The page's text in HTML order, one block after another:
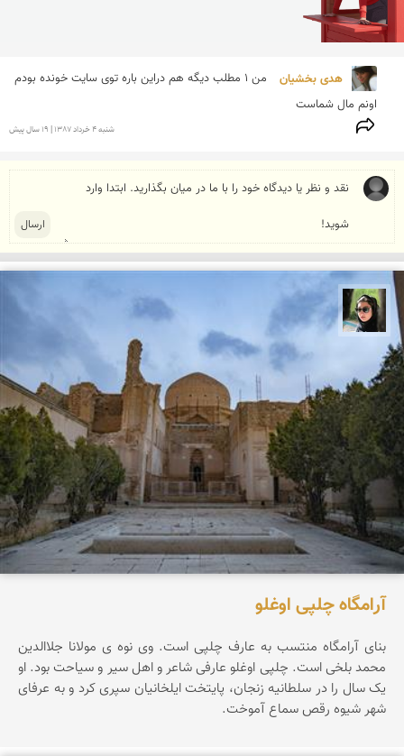
هدی بخشیان
اونم مال شماست
شنبه 4 خرداد 1387 | 19 سال پیش
سپیده اصلان
آرامگاه چلپی اوغلو
بنای آرامگاه منتسب به عارف چلپی است. وی نوه ی مولانا جلاالدین
محمد بلخی است. چلپی اوغلو عارفی شاعر و اهل سیر و سیاحت بود. او
یک سال را در سلطانیه زنجان، پایتخت ایلخانیان سپری کرد و به عرفای
شهر شیوه رقص سماع آموخت.